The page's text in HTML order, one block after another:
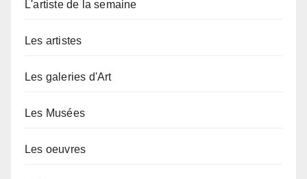
L'artiste de la semaine
Les artistes
Les galeries d'Art
Les Musées
Les oeuvres